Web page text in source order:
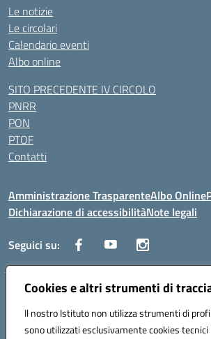
Cookies e altri strumenti di
Il nostro Istituto non utilizza strumenti di
sono utilizzati esclusivamente cookies
Le notizie
Le circolari
Calendario eventi
Albo online
SITO PRECEDENTE IV CIRCOLO
PNRR
PON
PTOF
Contatti
Amministrazione TrasparenteAlbo Online
Dichiarazione di accessibilitàNote legali
Seguici su:
Traversa Fondo d'Orto n.19B - Cap 80053 -
(NA) - Tel. 0818701043 - Mail: